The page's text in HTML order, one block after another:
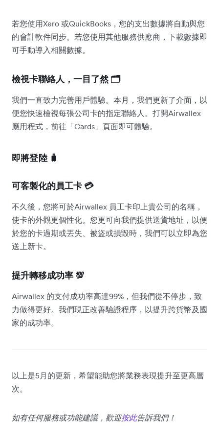
若您使用Xero 或QuickBooks，您的支出數據將自動與您
的會計軟件同步。若您使用其他服務供應商，下載數據即
可手動導入相關數據。
檢視卡聯絡人，一目了然 🗂️
我們一直致力完善用戶體驗。本月，我們更新了介面，以
便您快速檢視每張公司卡的指定聯絡人。打開Airwallex
應用程式，前往「Cards」頁面即可體驗。
即將登陸 🧳
可客製化的員工卡 💳
不久後，您將可於Airwallex 員工卡印上貴公司的名稱，
使卡的外觀更個性化。您更可向我們提供送貨地址，以便
於您的卡過期或丟失、被盜或損毀時，我們可以立即為您
送上新卡。
提升轉移成功率 💯
Airwallex 的支付成功率高達99%，但我們從不停步，致
力做得更好。我們現正改善驗證程序，以提升跨貨幣及國
家的成功率。
以上是5月的更新，希望能助您將業務表現提升至更高層
次。
如有任何服務或功能建議，歡迎按此告訴我們！